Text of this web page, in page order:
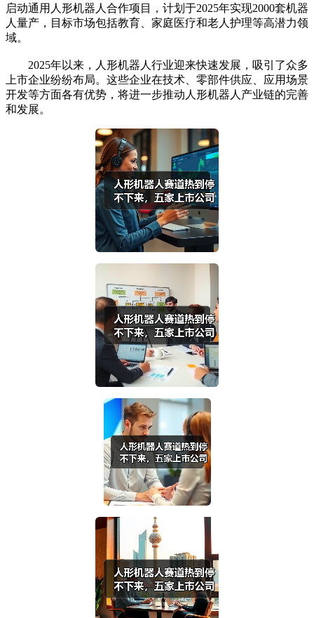
启动通用人形机器人合作项目，计划于2025年实现2000套机器
人量产，目标市场包括教育、家庭医疗和老人护理等高潜力领
域。
2025年以来，人形机器人行业迎来快速发展，吸引了众多
上市企业纷纷布局。这些企业在技术、零部件供应、应用场景
开发等方面各有优势，将进一步推动人形机器人产业链的完善
和发展。